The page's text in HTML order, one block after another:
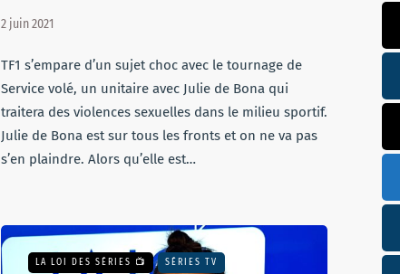
2 juin 2021
TF1 s’empare d’un sujet choc avec le tournage de
Service volé, un unitaire avec Julie de Bona qui
traitera des violences sexuelles dans le milieu sportif.
Julie de Bona est sur tous les fronts et on ne va pas
s’en plaindre. Alors qu’elle est…
LA LOI DES SÉRIES 📺 SÉRIES TV